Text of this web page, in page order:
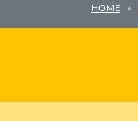
HOME